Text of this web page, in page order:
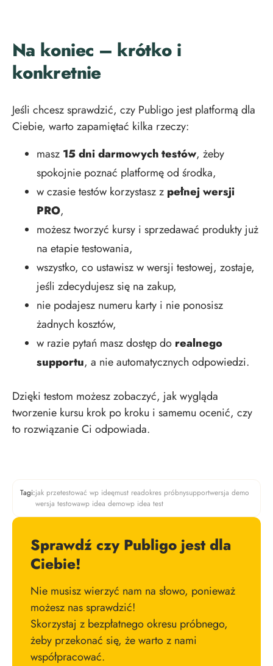
Na koniec – krótko i
konkretnie
Jeśli chcesz sprawdzić, czy Publigo jest platformą dla
Ciebie, warto zapamiętać kilka rzeczy:
masz 15 dni darmowych testów, żeby
spokojnie poznać platformę od środka,
w czasie testów korzystasz z pełnej wersji
PRO,
możesz tworzyć kursy i sprzedawać produkty już
na etapie testowania,
wszystko, co ustawisz w wersji testowej, zostaje,
jeśli zdecydujesz się na zakup,
nie podajesz numeru karty i nie ponosisz
żadnych kosztów,
w razie pytań masz dostęp do realnego
supportu, a nie automatycznych odpowiedzi.
Dzięki testom możesz zobaczyć, jak wygląda
tworzenie kursu krok po kroku i samemu ocenić, czy
to rozwiązanie Ci odpowiada.
Tagi:jak przetestować wp ideęmust readokres próbnysupportwersja demo
wersja testowawp idea demowp idea test
Sprawdź czy Publigo jest dla
Ciebie!
Nie musisz wierzyć nam na słowo, ponieważ
możesz nas sprawdzić!
Skorzystaj z bezpłatnego okresu próbnego,
żeby przekonać się, że warto z nami
współpracować.